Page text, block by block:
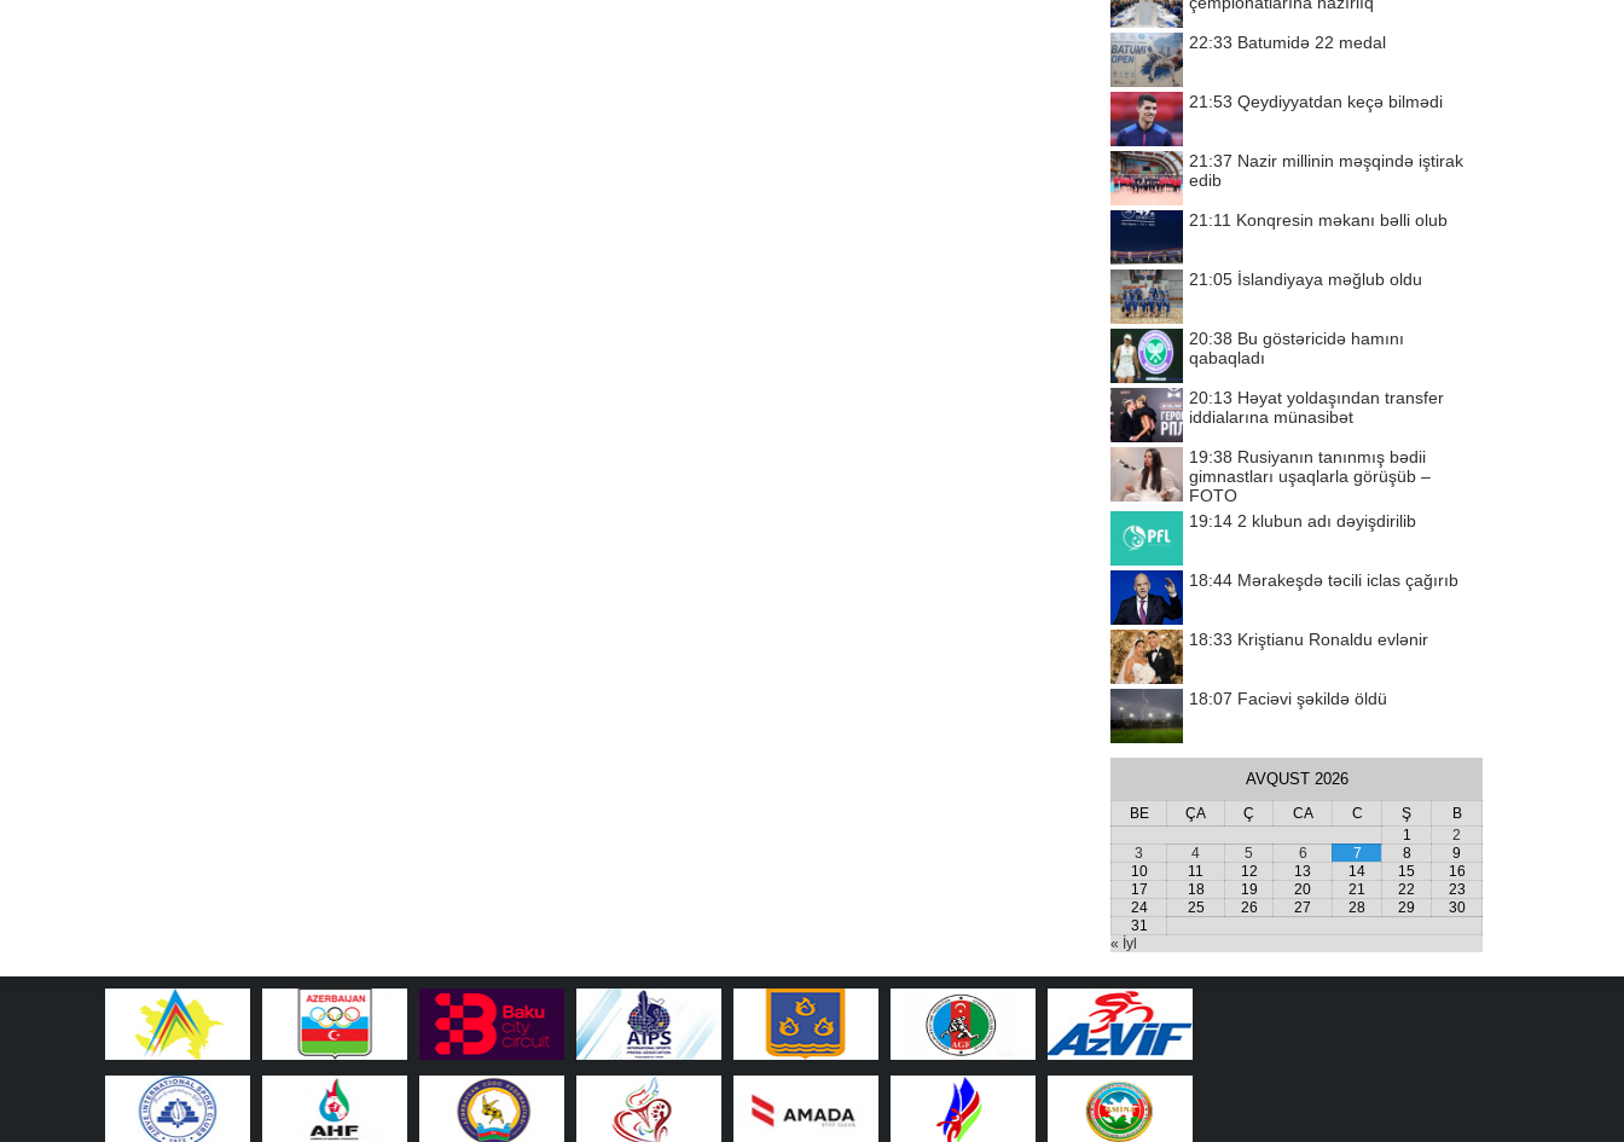
22:33 Batumidə 22 medal
21:53 Qeydiyyatdan keçə bilmədi
21:37 Nazir millinin məşqində iştirak
edib
21:11 Konqresin məkanı bəlli olub
21:05 İslandiyaya məğlub oldu
20:38 Bu göstəricidə hamını
qabaqladı
20:13 Həyat yoldaşından transfer
iddialarına münasibət
19:38 Rusiyanın tanınmış bədii
gimnastları uşaqlarla görüşüb –
FOTO
19:14 2 klubun adı dəyişdirilib
18:44 Mərakeşdə təcili iclas çağırıb
18:33 Kriştianu Ronaldu evlənir
18:07 Faciəvi şəkildə öldü
AVQUST 2026
BE ÇA Ç CA C Ş
B
1
2
3
4 5 6 7 8
9
10
11 12 13 14 15
16
17
18 19 20 21 22
23
24
25 26 27 28 29
30
31
« İyl